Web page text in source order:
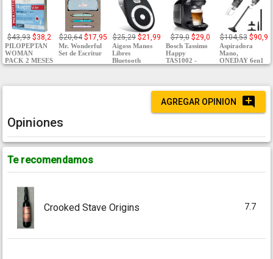
$43,93 $38,2
PILOPEPTAN
WOMAN
PACK 2 MESES
$20,64 $17,95
Mr. Wonderful
Set de Escritur
$25,29 $21,99
Aigoss Manos
Libres
Bluetooth
$79,0 $29,0
Bosch Tassimo
Happy
TAS1002 -
$104,53 $90,9
Aspiradora
Mano,
ONEDAY 6en1
AGREGAR OPINION
Opiniones
Te recomendamos
Crooked Stave Origins 7.7